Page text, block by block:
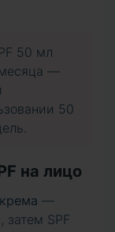
50 мл
—
50
на лицо
—
затем SPF